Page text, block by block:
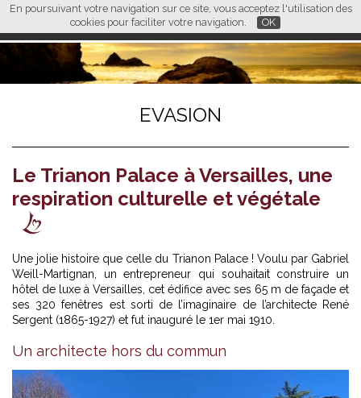
En poursuivant votre navigation sur ce site, vous acceptez l'utilisation des
cookies pour faciliter votre navigation.
OK
FR EN CN
L M
EVASION
Le Trianon Palace à Versailles, une
respiration culturelle et végétale
Une jolie histoire que celle du Trianon Palace ! Voulu par Gabriel
Weill-Martignan, un entrepreneur qui souhaitait construire un
hôtel de luxe à Versailles, cet édifice avec ses 65 m de façade et
ses 320 fenêtres est sorti de l’imaginaire de l’architecte René
Sergent (1865-1927) et fut inauguré le 1er mai 1910.
Un architecte hors du commun